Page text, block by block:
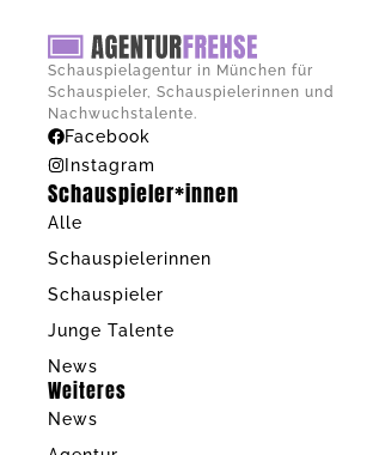
Schauspielagentur in München für
Schauspieler, Schauspielerinnen und
Nachwuchstalente.
Facebook
Instagram
Schauspieler*innen
Alle
Schauspielerinnen
Schauspieler
Junge Talente
News
Weiteres
News